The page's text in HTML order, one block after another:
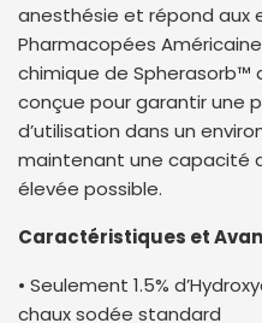
anesthésie et répond aux
Pharmacopées
chimique de
conçue pour garantir une
d’utilisation dans un
maintenant une capacité
élevée possible.
Caractéristiques et
• Seulement 1.5%
chaux sodée standard